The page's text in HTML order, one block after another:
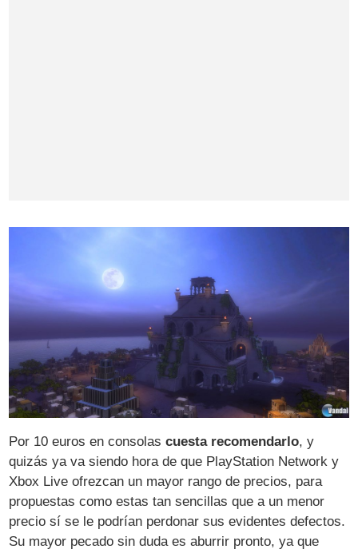
Por 10 euros en consolascuesta recomendarlo, y
quizás ya va siendo hora de que PlayStation Network y
Xbox Live ofrezcan un mayor rango de precios, para
propuestas como estas tan sencillas que a un menor
precio sí se le podrían perdonar sus evidentes defectos.
Su mayor pecado sin duda es aburrir pronto, ya que